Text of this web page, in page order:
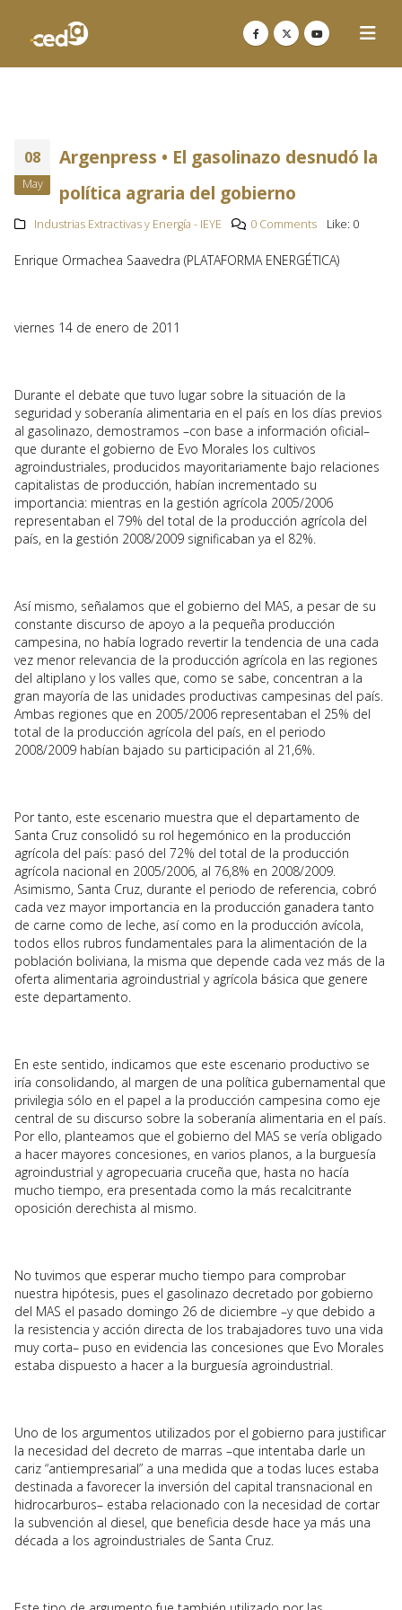
08
May
Argenpress • El gasolinazo desnudó la
política agraria del gobierno
Industrias Extractivas y Energía - IEYE 0 Comments Like: 0
Enrique Ormachea Saavedra (PLATAFORMA ENERGÉTICA)
viernes 14 de enero de 2011
Durante el debate que tuvo lugar sobre la situación de la
seguridad y soberanía alimentaria en el país en los días previos
al gasolinazo, demostramos –con base a información oficial–
que durante el gobierno de Evo Morales los cultivos
agroindustriales, producidos mayoritariamente bajo relaciones
capitalistas de producción, habían incrementado su
importancia: mientras en la gestión agrícola 2005/2006
representaban el 79% del total de la producción agrícola del
país, en la gestión 2008/2009 significaban ya el 82%.
Así mismo, señalamos que el gobierno del MAS, a pesar de su
constante discurso de apoyo a la pequeña producción
campesina, no había logrado revertir la tendencia de una cada
vez menor relevancia de la producción agrícola en las regiones
del altiplano y los valles que, como se sabe, concentran a la
gran mayoría de las unidades productivas campesinas del país.
Ambas regiones que en 2005/2006 representaban el 25% del
total de la producción agrícola del país, en el periodo
2008/2009 habían bajado su participación al 21,6%.
Por tanto, este escenario muestra que el departamento de
Santa Cruz consolidó su rol hegemónico en la producción
agrícola del país: pasó del 72% del total de la producción
agrícola nacional en 2005/2006, al 76,8% en 2008/2009.
Asimismo, Santa Cruz, durante el periodo de referencia, cobró
cada vez mayor importancia en la producción ganadera tanto
de carne como de leche, así como en la producción avícola,
todos ellos rubros fundamentales para la alimentación de la
población boliviana, la misma que depende cada vez más de la
oferta alimentaria agroindustrial y agrícola básica que genere
este departamento.
En este sentido, indicamos que este escenario productivo se
iría consolidando, al margen de una política gubernamental que
privilegia sólo en el papel a la producción campesina como eje
central de su discurso sobre la soberanía alimentaria en el país.
Por ello, planteamos que el gobierno del MAS se vería obligado
a hacer mayores concesiones, en varios planos, a la burguesía
agroindustrial y agropecuaria cruceña que, hasta no hacía
mucho tiempo, era presentada como la más recalcitrante
oposición derechista al mismo.
No tuvimos que esperar mucho tiempo para comprobar
nuestra hipótesis, pues el gasolinazo decretado por gobierno
del MAS el pasado domingo 26 de diciembre –y que debido a
la resistencia y acción directa de los trabajadores tuvo una vida
muy corta– puso en evidencia las concesiones que Evo Morales
estaba dispuesto a hacer a la burguesía agroindustrial.
Uno de los argumentos utilizados por el gobierno para justificar
la necesidad del decreto de marras –que intentaba darle un
cariz “antiempresarial” a una medida que a todas luces estaba
destinada a favorecer la inversión del capital transnacional en
hidrocarburos– estaba relacionado con la necesidad de cortar
la subvención al diesel, que beneficia desde hace ya más una
década a los agroindustriales de Santa Cruz.